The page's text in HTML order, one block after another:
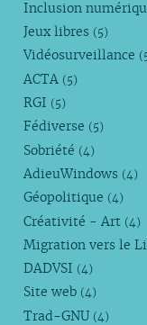
Inclusion
Jeux libres (5)
Vidéosurveillance
ACTA (5)
RGI (5)
Fédiverse (5)
Sobriété (4)
AdieuWindows (4)
Géopolitique (4)
Créativité - Art (4)
Migration vers le
DADVSI (4)
Site web (4)
Trad-GNU (4)